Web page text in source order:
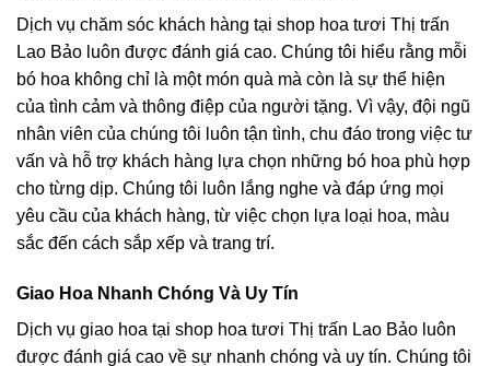
Dịch vụ chăm sóc khách hàng tại shop hoa tươi Thị trấn
Lao Bảo luôn được đánh giá cao. Chúng tôi hiểu rằng mỗi
bó hoa không chỉ là một món quà mà còn là sự thể hiện
của tình cảm và thông điệp của người tặng. Vì vậy, đội ngũ
nhân viên của chúng tôi luôn tận tình, chu đáo trong việc tư
vấn và hỗ trợ khách hàng lựa chọn những bó hoa phù hợp
cho từng dịp. Chúng tôi luôn lắng nghe và đáp ứng mọi
yêu cầu của khách hàng, từ việc chọn lựa loại hoa, màu
sắc đến cách sắp xếp và trang trí.
Giao Hoa Nhanh Chóng Và Uy Tín
Dịch vụ giao hoa tại shop hoa tươi Thị trấn Lao Bảo luôn
được đánh giá cao về sự nhanh chóng và uy tín. Chúng tôi